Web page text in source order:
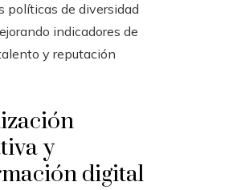
políticas de diversidad
indicadores de
y reputación
y
digital